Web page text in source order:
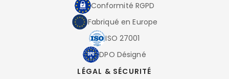
Conformité RGPD
Fabriqué en Europe
ISO 27001
DPO Désigné
LÉGAL & SÉCURITÉ